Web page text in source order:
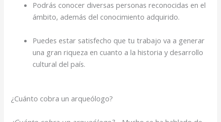
Podrás conocer diversas personas reconocidas en el
ámbito, además del conocimiento adquirido.
Puedes estar satisfecho que tu trabajo va a generar
una gran riqueza en cuanto a la historia y desarrollo
cultural del país.
¿Cuánto cobra un arqueólogo?